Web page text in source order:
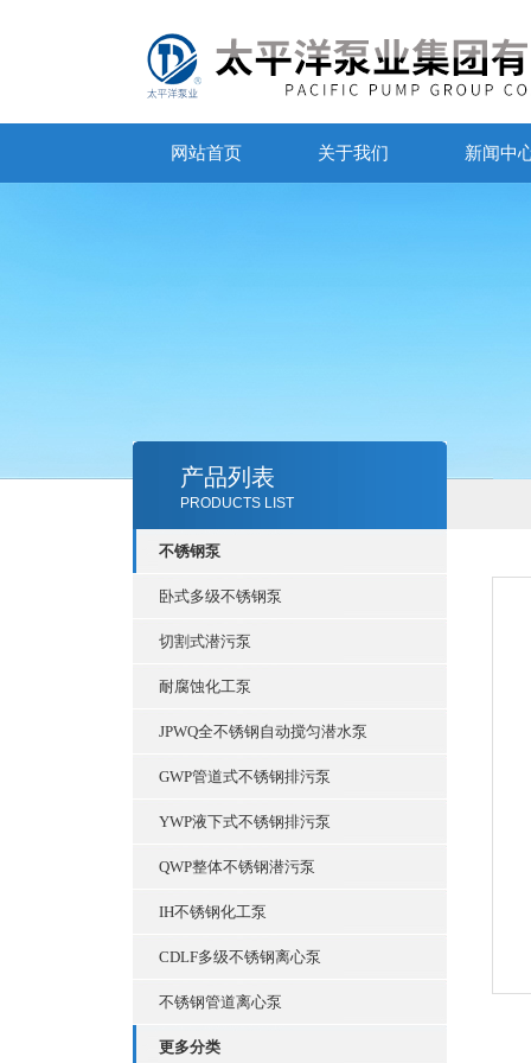
网站首页 关于我们 新闻中
产品列表
PRODUCTS LIST
不锈钢泵
卧式多级不锈钢泵
切割式潜污泵
耐腐蚀化工泵
JPWQ全不锈钢自动搅匀潜水泵
GWP管道式不锈钢排污泵
YWP液下式不锈钢排污泵
QWP整体不锈钢潜污泵
IH不锈钢化工泵
CDLF多级不锈钢离心泵
不锈钢管道离心泵
更多分类